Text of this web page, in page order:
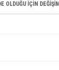
OLDUĞU İÇİN